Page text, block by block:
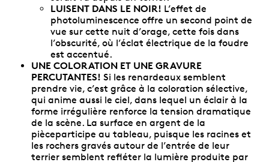
LUISENT DANS LE NOIR! L’effet de
photoluminescence offre un second point de
vue sur cette nuit d’orage, cette fois dans
l’obscurité, où l’éclat électrique de la foudre
est accentué.
UNE COLORATION ET UNE GRAVURE
PERCUTANTES! Si les renardeaux semblent
prendre vie, c’est grâce à la coloration sélective,
qui anime aussi le ciel, dans lequel un éclair à la
forme irrégulière renforce la tension dramatique
de la scène. La surface en argent de la
pièceparticipe au tableau, puisque les racines et
les rochers gravés autour de l’entrée de leur
terrier semblent refléter la lumière produite par